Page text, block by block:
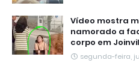
Vídeo mostra
namorado a
corpo em
segunda-feira,